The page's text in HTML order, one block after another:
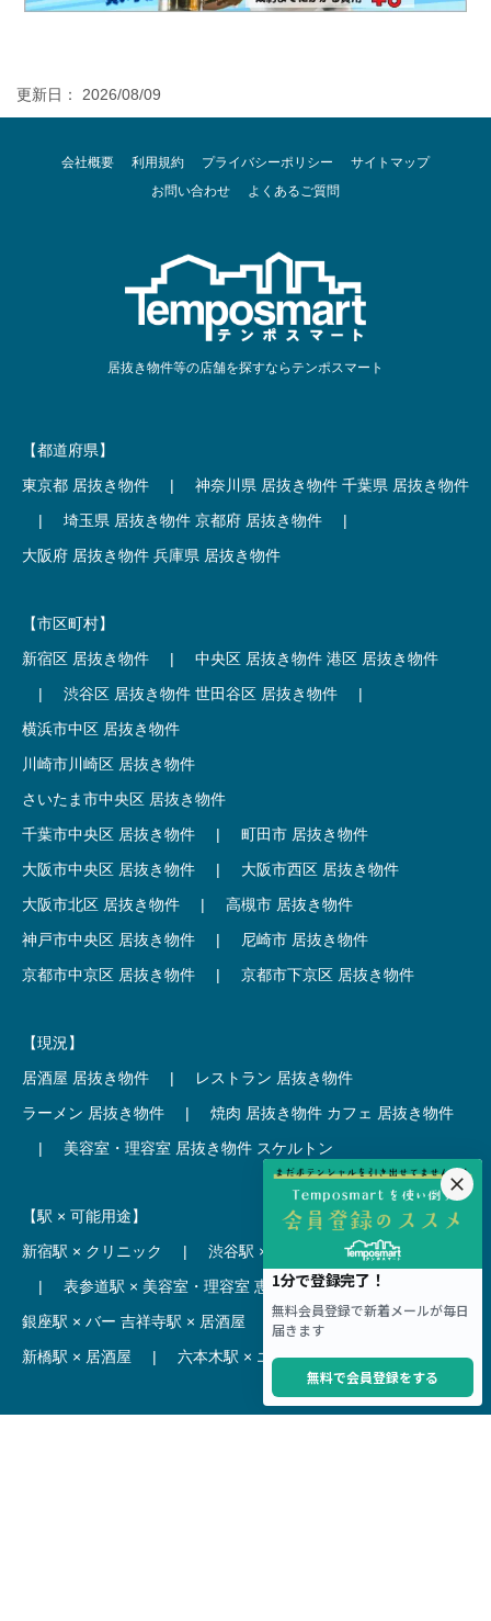
更新日： 2026/08/09
会社概要 利用規約 プライバシーポリシー
サイトマップ
お問い合わせ
よくあるご質問
居抜き物件等の店舗を探すならテンポスマート
【都道府県】
東京都 居抜き物件
| 神奈川県 居抜き物件 千葉県 居抜き物件
|
埼玉県 居抜き物件 京都府 居抜き物件
|
大阪府 居抜き物件 兵庫県 居抜き物件
【市区町村】
新宿区 居抜き物件
| 中央区 居抜き物件 港区 居抜き物件
|
渋谷区 居抜き物件 世田谷区 居抜き物件
|
横浜市中区 居抜き物件
川崎市川崎区 居抜き物件
さいたま市中央区 居抜き物件
千葉市中央区 居抜き物件
|
町田市 居抜き物件
大阪市中央区 居抜き物件
|
大阪市西区 居抜き物件
大阪市北区 居抜き物件
|
高槻市 居抜き物件
神戸市中央区 居抜き物件
|
尼崎市 居抜き物件
京都市中京区 居抜き物件
| 京都市下京区 居抜き物件
【現況】
居酒屋 居抜き物件
|
レストラン 居抜き物件
ラーメン 居抜き物件
| 焼肉 居抜き物件 カフェ 居抜き物件
|
美容室・理容室 居抜き物件 スケルトン
【駅 × 可能用途】
新宿駅 × クリニック
| 渋谷駅 × カフェ
池袋駅 × ラーメン
|
表参道駅 × 美容室・理容室 恵比寿駅 × レストラン
銀座駅 × バー 吉祥寺駅 × 居酒屋
麻布十番駅 × レストラン
新橋駅 × 居酒屋
| 六本木駅 × エステ・マッサージ・サロン